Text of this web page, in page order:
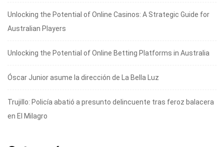
Unlocking the Potential of Online Casinos: A Strategic Guide for
Australian Players
Unlocking the Potential of Online Betting Platforms in Australia
Óscar Junior asume la dirección de La Bella Luz
Trujillo: Policía abatió a presunto delincuente tras feroz balacera
en El Milagro